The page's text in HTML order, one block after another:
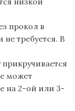
прокол в
не требуется. В
прикручивается
может
на 2-ой или 3-